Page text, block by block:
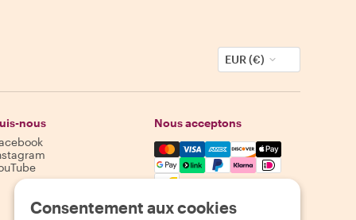
EUR (€)
nous
Nous acceptons
Mastercard, Visa, Amex,
Consentement aux cookies